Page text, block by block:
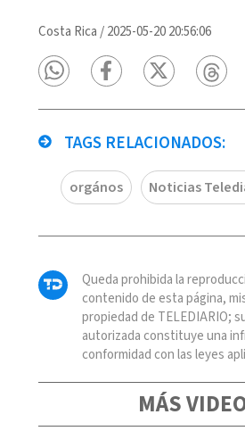
Costa Rica /2025-05-20 20:56:06
TAGS RELACIONADOS:
orgános Noticias
Queda prohibida la
contenido de esta página,
propiedad de TELEDIARIO;
autorizada constituye una
conformidad con las leyes
MÁS